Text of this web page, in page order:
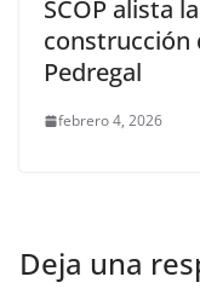
SCOP alista
construcción
Pedregal
febrero 4, 2026
Deja una